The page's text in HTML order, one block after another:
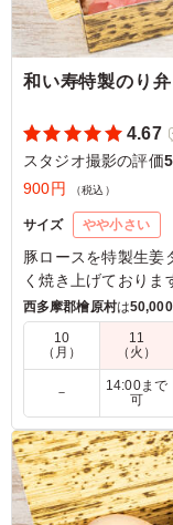
和い寿特製のり
4.67
スタジオ撮影の評価
900円
（税込）
サイズ やや小さい
豚ロースを特製生姜
く焼き上げておりま
ズ。和い寿和い寿厳
選の海苔を敷き詰め
株式会社
彩の鮮やかさと
菜と肉のバランス
ていても美味しく
た。すごくおいし
ご利用シーン：ロ
西多摩郡檜原村は
10
（月）
11
（火）
－
14:00まで
可